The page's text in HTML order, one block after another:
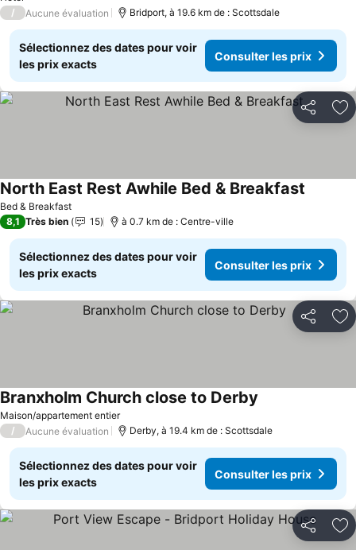
/
Aucune évaluation Bridport, à 19.6 km de : Scottsdale
Sélectionnez des dates pour voir
les prix exacts
Consulter les prix
Partager
Bed & Breakfast
North East Rest Awhile Bed & Breakfast
8,1 Très bien 15 à 0.7 km de : Centre-ville
Sélectionnez des dates pour voir
les prix exacts
Consulter les prix
Partager
Maison/appartement entier
Branxholm Church close to Derby
/ Aucune évaluation Derby, à 19.4 km de : Scottsdale
Sélectionnez des dates pour voir
les prix exacts
Consulter les prix
Partager